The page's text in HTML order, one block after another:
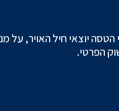
יוצאי חיל האויר, על
הפרטי.